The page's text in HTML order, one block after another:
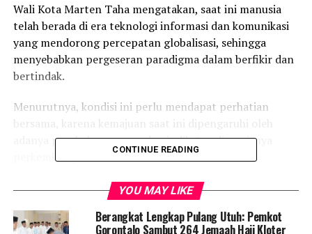
Wali Kota Marten Taha mengatakan, saat ini manusia
telah berada di era teknologi informasi dan komunikasi
yang mendorong percepatan globalisasi, sehingga
menyebabkan pergeseran paradigma dalam berfikir dan
bertindak.
Menurutnya, kondisi ini perlu mendapat perhatian
bersama, karena kemajuan saat ini dipengaruhi oleh
adanya perubahan zaman dan indikator dinamisnya
perkembangan suatu wilayah.
“Selaku pimpinan daerah, saya sangat menyambut baik
sosialisasi ini sebagai bagian dari amanat Presiden No 95
tahun 2018 tentang Sistem Pemerintahan Berbasis
CONTINUE READING
YOU MAY LIKE
Berangkat Lengkap Pulang Utuh: Pemkot
Gorontalo Sambut 264 Jemaah Haji Kloter